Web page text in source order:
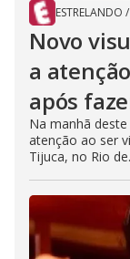
ESTRELANDO /
Novo
a
após
Na manhã
atenção ao ser
Tijuca, no Rio